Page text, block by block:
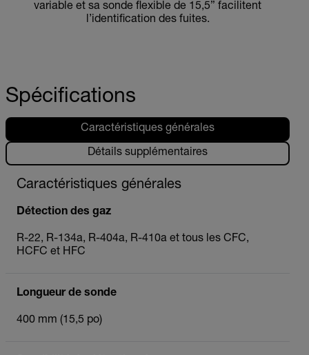
variable et sa sonde flexible de 15,5” facilitent
l’identification des fuites.
Spécifications
Caractéristiques générales
Détails supplémentaires
Caractéristiques générales
Détection des gaz
R‐22, R‐134a, R‐404a, R‐410a et tous les CFC,
HCFC et HFC
Longueur de sonde
400 mm (15,5 po)